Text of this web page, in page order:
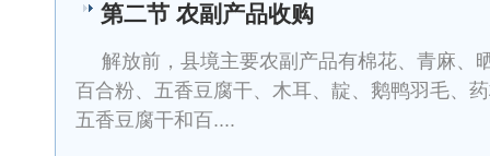
第二节 农副产品收购
解放前，县境主要农副产品有棉花、青麻、
百合粉、五香豆腐干、木耳、靛、鹅鸭羽毛、
五香豆腐干和百....